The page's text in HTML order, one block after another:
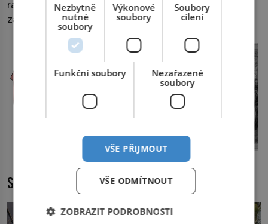
radí: nebojte se myslet na jídlo. Správné představy chuť
zaženou.
SOUVISEJÍCÍ ČLÁNKY
Nezbytně
nutné
soubory
Výkonové
soubory
Soubory
cílení
Funkční soubory
Nezařazené
soubory
VŠE PŘIJMOUT
VŠE ODMÍTNOUT
ZOBRAZIT PODROBNOSTI